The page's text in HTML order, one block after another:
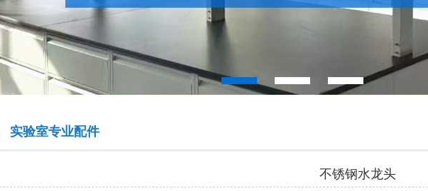
实验室专业配件
不锈钢水龙头